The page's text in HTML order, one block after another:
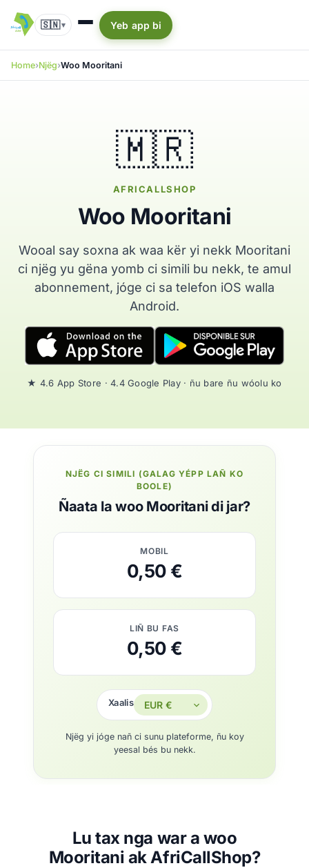
🇸🇳▾ Yeb app bi
Home Njëg Woo Mooritani
🇲🇷
AFRICALLSHOP
Woo Mooritani
Wooal say soxna ak waa kër yi nekk Mooritani
ci njëg yu gëna yomb ci simili bu nekk, te amul
abonnement, jóge ci sa telefon iOS walla
Android.
★ 4.6 App Store · 4.4 Google Play · ñu bare ñu wóolu ko
NJËG CI SIMILI (GALAG YÉPP LAÑ KO
BOOLE)
Ñaata la woo Mooritani di jar?
MOBIL
0,50 €
LIÑ BU FAS
0,50 €
Xaalis
Njëg yi jóge nañ ci sunu plateforme, ñu koy
yeesal bés bu nekk.
Lu tax nga war a woo
Mooritani ak AfriCallShop?